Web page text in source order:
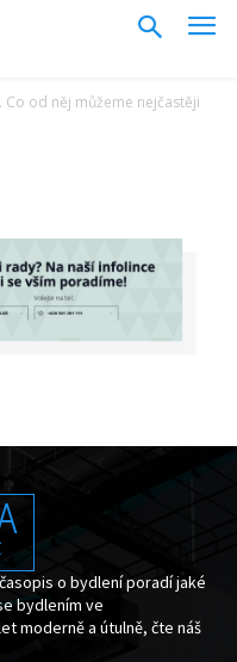
od něj můžeme nejčastěji
o bydlení poradí jaké
bydlením ve
moderně a útulně, čte náš